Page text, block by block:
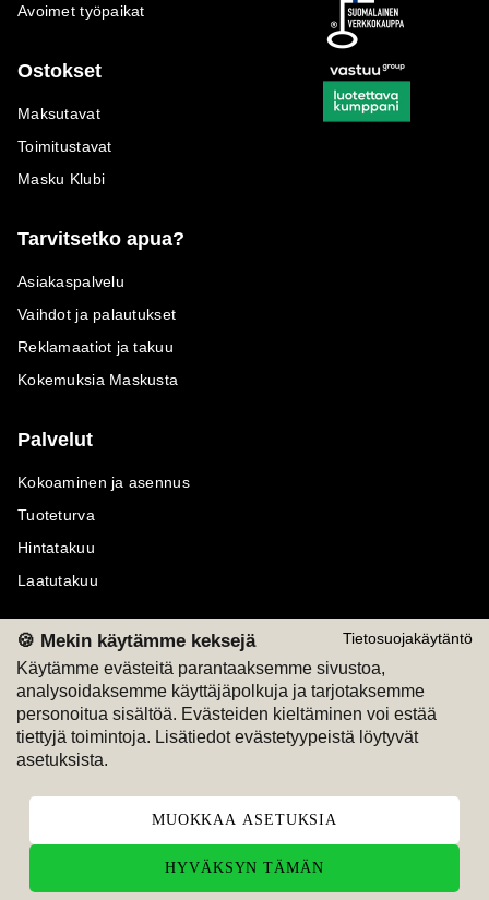
Tietosuojakäytäntö
🍪 Mekin käytämme keksejä
Käytämme evästeitä parantaaksemme sivustoa,
analysoidaksemme käyttäjäpolkuja ja tarjotaksemme
personoitua sisältöä. Evästeiden kieltäminen voi estää
tiettyjä toimintoja. Lisätiedot evästetyypeistä löytyvät
asetuksista.
MUOKKAA ASETUKSIA
HYVÄKSYN TÄMÄN
Avoimet työpaikat
Ostokset
Maksutavat
Toimitustavat
Masku Klubi
Tarvitsetko apua?
Asiakaspalvelu
Vaihdot ja palautukset
Reklamaatiot ja takuu
Kokemuksia Maskusta
Palvelut
Kokoaminen ja asennus
Tuoteturva
Hintatakuu
Laatutakuu
Maksutavat
M
Seuraa meitä